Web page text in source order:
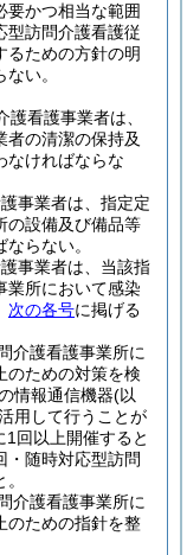
要かつ相当な範囲
型訪問介護看護従
るための方針の明
い。
看護事業者は、
者の清潔の保持及
なければならな
事業者は、指定定
の設備及び備品等
らない。
事業者は、当該指
業所において感染
次の各号に掲げる
介護看護事業所に
のための対策を検
情報通信機器(以
用して行うことが
1回以上開催すると
・随時対応型訪問
介護看護事業所に
のための指針を整